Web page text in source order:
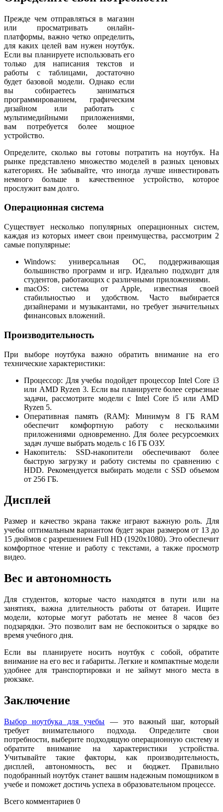
Прежде чем отправляться в магазин
или просматривать онлайн-
платформы, важно четко определить,
для каких целей вам нужен ноутбук.
Если вы планируете использовать его
только для написания текстов и
работы с таблицами, достаточно
будет базовой модели. Однако если
вы собираетесь заниматься
программированием, графическим
дизайном или работать с
мультимедийными приложениями,
вам потребуется более мощное
устройство.
Определите, сколько вы готовы потратить на ноутбук. На
рынке представлено множество моделей в разных ценовых
категориях. Не забывайте, что иногда лучше инвестировать
немного больше в качественное устройство, которое
прослужит вам долго.
Операционная система
Существует несколько популярных операционных систем,
каждая из которых имеет свои преимущества, рассмотрим 2
самые популярные:
Windows: универсальная ОС, поддерживающая
большинство программ и игр. Идеально подходит для
студентов, работающих с различными приложениями.
macOS: система от Apple, известная своей
стабильностью и удобством. Часто выбирается
дизайнерами и музыкантами, но требует значительных
финансовых вложений.
Производительность
При выборе ноутбука важно обратить внимание на его
технические характеристики:
Процессор: Для учебы подойдет процессор Intel Core i3
или AMD Ryzen 3. Если вы планируете более серьезные
задачи, рассмотрите модели с Intel Core i5 или AMD
Ryzen 5.
Оперативная память (RAM): Минимум 8 ГБ RAM
обеспечит комфортную работу с несколькими
приложениями одновременно. Для более ресурсоемких
задач лучше выбрать модель с 16 ГБ ОЗУ.
Накопитель: SSD-накопители обеспечивают более
быструю загрузку и работу системы по сравнению с
HDD. Рекомендуется выбирать модели с SSD объемом
от 256 ГБ.
Дисплей
Размер и качество экрана также играют важную роль. Для
учебы оптимальным вариантом будет экран размером от 13 до
15 дюймов с разрешением Full HD (1920x1080). Это обеспечит
комфортное чтение и работу с текстами, а также просмотр
видео.
Вес и автономность
Для студентов, которые часто находятся в пути или на
занятиях, важна длительность работы от батареи. Ищите
модели, которые могут работать не менее 8 часов без
подзарядки. Это позволит вам не беспокоиться о зарядке во
время учебного дня.
Если вы планируете носить ноутбук с собой, обратите
внимание на его вес и габариты. Легкие и компактные модели
удобнее для транспортировки и не займут много места в
рюкзаке.
Заключение
Выбор ноутбука для учебы — это важный шаг, который
требует внимательного подхода. Определите свои
потребности, выберите подходящую операционную систему и
обратите внимание на характеристики устройства.
Учитывайте такие факторы, как производительность,
дисплей, автономность, вес и бюджет. Правильно
подобранный ноутбук станет вашим надежным помощником в
учебе и поможет достичь успеха в образовательном процессе.
Всего комментариев 0